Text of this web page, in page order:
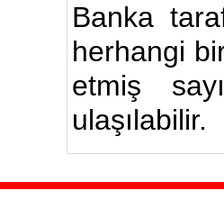
Banka
herhangi
etmiş
ulaşılabilir.